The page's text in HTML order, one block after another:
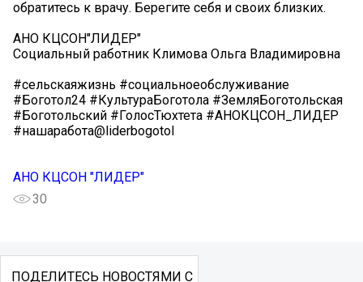
обратитесь к врачу. Берегите себя и своих близких.
АНО КЦСОН"ЛИДЕР"
Социальный работник Климова Ольга Владимировна
#сельскаяжизнь #социальноеобслуживание
#Боготол24 #КультураБоготола #ЗемляБоготольская
#Боготольский #ГолосТюхтета #АНОКЦСОН_ЛИДЕР
#нашаработа@liderbogotol
АНО КЦСОН "ЛИДЕР"
30
ПОДЕЛИТЕСЬ НОВОСТЯМИ С